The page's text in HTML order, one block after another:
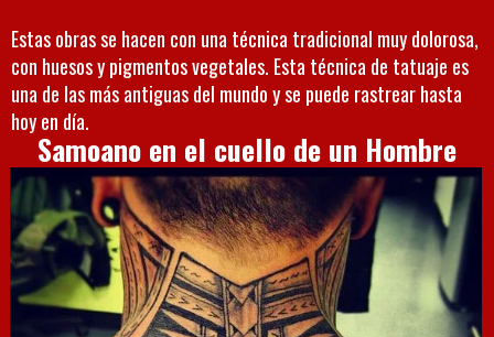
Estas obras se hacen con una técnica tradicional muy dolorosa,
con huesos y pigmentos vegetales. Esta técnica de tatuaje es
una de las más antiguas del mundo y se puede rastrear hasta
hoy en día.
Samoano en el cuello de un Hombre